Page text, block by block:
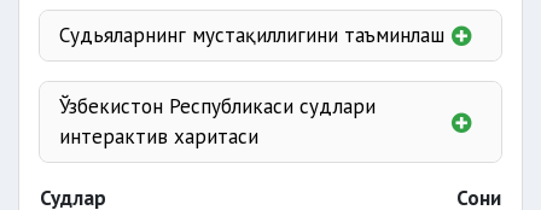
суди
Судьяларнинг мустақиллигини таъминлаш
Ўзбекистон Республикаси судлари
интерактив харитаси
Судлар
Сони